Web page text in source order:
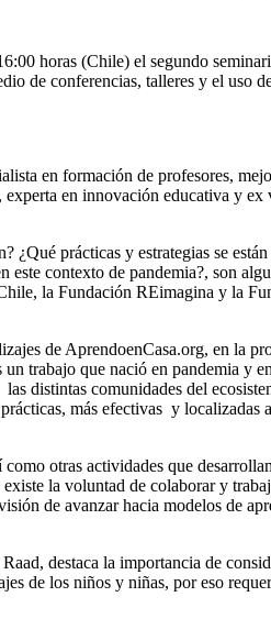
horas (Chile) el segundo
de conferencias, talleres y el uso
en formación de profesores,
en innovación educativa y
prácticas y estrategias se
contexto de pandemia?, son
la Fundación REimagina y la
de AprendoenCasa.org, en la
trabajo que nació en pandemia
distintas comunidades del
más efectivas y localizadas
otras actividades que
la voluntad de colaborar y
de avanzar hacia modelos de
destaca la importancia de
de los niños y niñas, por eso